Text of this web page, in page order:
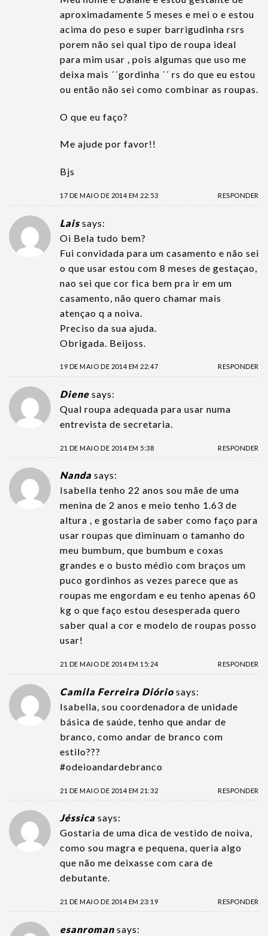
aproximadamente 5 meses e mei o e estou
acima do peso e super barrigudinha rsrs
porem não sei qual tipo de roupa ideal
para mim usar , pois algumas que uso me
deixa mais ´´gordinha ´´ rs do que eu estou
ou então não sei como combinar as roupas.
O que eu faço?
Me ajude por favor!!
Bjs
17 DE MAIO DE 2014 EM 22:53 RESPONDER
Lais says:
Oi Bela tudo bem?
Fui convidada para um casamento e não sei
o que usar estou com 8 meses de gestaçao,
nao sei que cor fica bem pra ir em um
casamento, não quero chamar mais
atençao q a noiva.
Preciso da sua ajuda.
Obrigada. Beijoss.
19 DE MAIO DE 2014 EM 22:47 RESPONDER
Diene says:
Qual roupa adequada para usar numa
entrevista de secretaria.
21 DE MAIO DE 2014 EM 5:38 RESPONDER
Nanda says:
Isabella tenho 22 anos sou mãe de uma
menina de 2 anos e meio tenho 1.63 de
altura , e gostaria de saber como faço para
usar roupas que diminuam o tamanho do
meu bumbum, que bumbum e coxas
grandes e o busto médio com braços um
puco gordinhos as vezes parece que as
roupas me engordam e eu tenho apenas 60
kg o que faço estou desesperada quero
saber qual a cor e modelo de roupas posso
usar!
21 DE MAIO DE 2014 EM 15:24 RESPONDER
Camila Ferreira Diório says:
Isabella, sou coordenadora de unidade
básica de saúde, tenho que andar de
branco, como andar de branco com
estilo???
#odeioandardebranco
21 DE MAIO DE 2014 EM 21:32 RESPONDER
Jéssica says:
Gostaria de uma dica de vestido de noiva,
como sou magra e pequena, queria algo
que não me deixasse com cara de
debutante.
21 DE MAIO DE 2014 EM 23:19 RESPONDER
esanroman says: